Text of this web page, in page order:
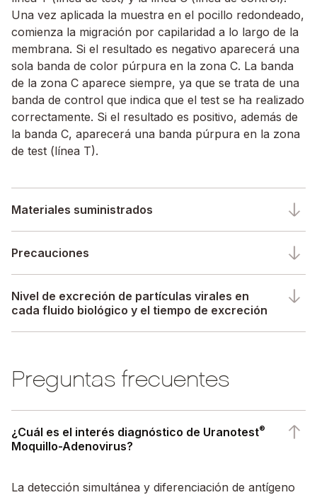
Una vez aplicada la muestra en el pocillo redondeado,
comienza la migración por capilaridad a lo largo de la
membrana. Si el resultado es negativo aparecerá una
sola banda de color púrpura en la zona C. La banda
de la zona C aparece siempre, ya que se trata de una
banda de control que indica que el test se ha realizado
correctamente. Si el resultado es positivo, además de
la banda C, aparecerá una banda púrpura en la zona
de test (línea T).
Materiales suministrados
Precauciones
Nivel de excreción de partículas virales en
cada fluido biológico y el tiempo de excreción
Preguntas frecuentes
¿Cuál es el interés diagnóstico de Uranotest®
Moquillo-Adenovirus?
La detección simultánea y diferenciación de antígeno